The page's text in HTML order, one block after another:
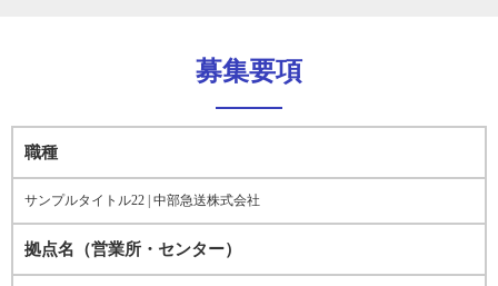
募集要項
職種
サンプルタイトル22 | 中部急送株式会社
拠点名（営業所・センター）